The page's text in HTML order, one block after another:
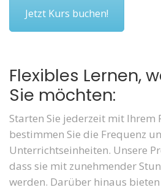
Jetzt Kurs buchen!
Flexibles Lernen,
Sie möchten:
Starten Sie jederzeit mit Ihrem
bestimmen Sie die Frequenz
Unterrichtseinheiten. Unsere
dass sie mit zunehmender
werden. Darüber hinaus